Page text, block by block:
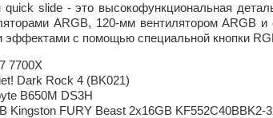
slide - это высокофункциональная
ARGB, 120-мм вентилятором ARGB
с помощью специальной кнопки
7700X
Dark Rock 4 (BK021)
B650M DS3H
Kingston FURY Beast 2x16GB KF552C40BBK2-